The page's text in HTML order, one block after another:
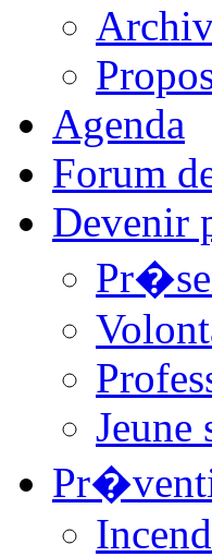
Agenda
Forum
Devenir
Jeune